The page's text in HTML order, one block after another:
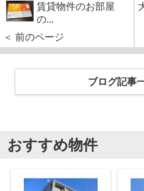
賃貸物件のお部屋
の...
＜ 前のページ
ブログ記事
おすすめ物件